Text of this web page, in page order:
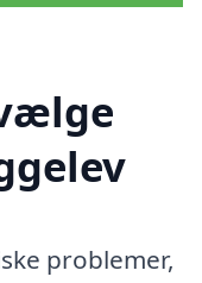
problemer,